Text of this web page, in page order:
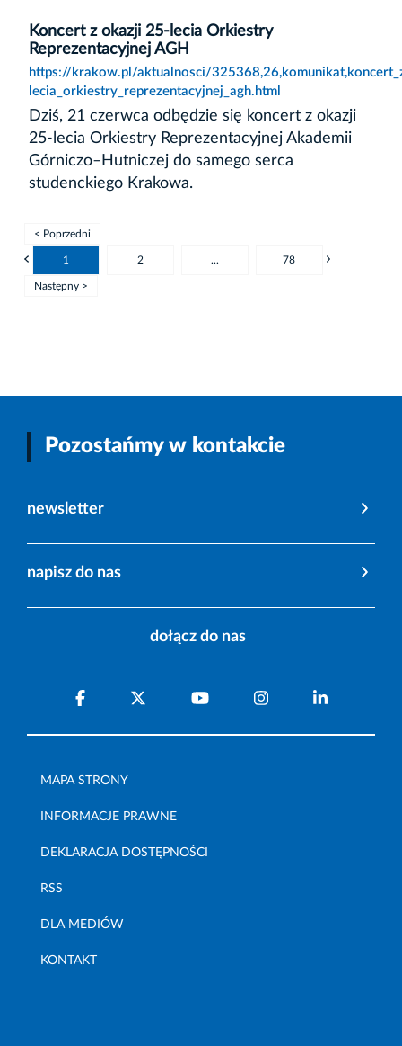
Koncert z okazji 25-lecia Orkiestry
Reprezentacyjnej AGH
https://krakow.pl/aktualnosci/
lecia_orkiestry_reprezentacyjnej_agh.html
Dziś, 21 czerwca odbędzie się koncert z okazji
25-lecia Orkiestry Reprezentacyjnej Akademii
Górniczo–Hutniczej do samego serca
studenckiego Krakowa.
< Poprzedni
1 2 ... 78
Następny >
Pozostańmy w kontakcie
newsletter
napisz do nas
dołącz do nas
MAPA STRONY
INFORMACJE PRAWNE
DEKLARACJA DOSTĘPNOŚCI
RSS
DLA MEDIÓW
KONTAKT